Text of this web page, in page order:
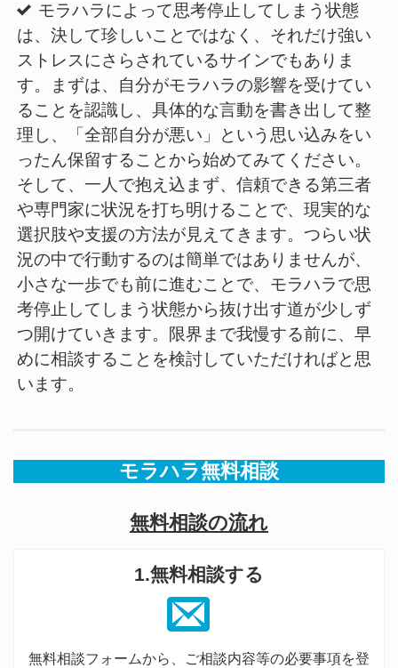
モラハラによって思考停止してしまう状態
は、決して珍しいことではなく、それだけ強い
ストレスにさらされているサインでもありま
す。まずは、自分がモラハラの影響を受けてい
ることを認識し、具体的な言動を書き出して整
理し、「全部自分が悪い」という思い込みをい
ったん保留することから始めてみてください。
そして、一人で抱え込まず、信頼できる第三者
や専門家に状況を打ち明けることで、現実的な
選択肢や支援の方法が見えてきます。つらい状
況の中で行動するのは簡単ではありませんが、
小さな一歩でも前に進むことで、モラハラで思
考停止してしまう状態から抜け出す道が少しず
つ開けていきます。限界まで我慢する前に、早
めに相談することを検討していただければと思
います。
モラハラ無料相談
無料相談の流れ
1.無料相談する
無料相談フォームから、ご相談内容等の必要事項を登